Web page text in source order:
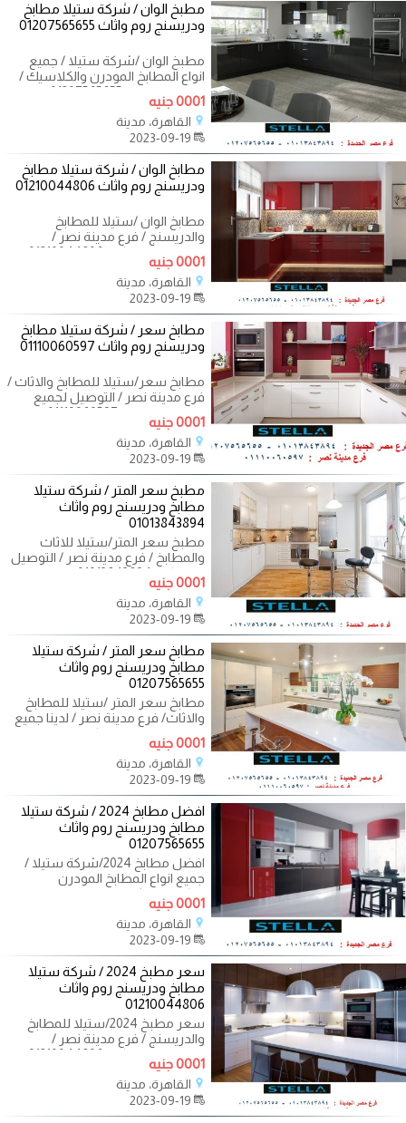
مطبخ الوان / شركة ستيلا مطابخ
ودريسنج روم واثاث 01207565655
مطبخ الوان /شركة ستيلا / جميع
انواع المطابخ المودرن والكلاسيك /
فرع مدينة نصر 01207565655 متردد
0001 جنيه
القاهرة، مدينة
مطابخ الوان / شركة ستيلا مطابخ
ودريسنج روم واثاث 01210044806
مطابخ الوان /ستيلا للمطابخ
والدريسنج / فرع مدينة نصر /
التوصيل لاى مكان 01210044806
علشان مش طول
0001 جنيه
القاهرة، مدينة
مطابخ سعر / شركة ستيلا مطابخ
ودريسنج روم واثاث 01110060597
مطابخ سعر/ستيلا للمطابخ والاثاث /
فرع مدينة نصر / التوصيل لجميع
نتكلم عن
0001 جنيه
القاهرة، مدينة
مطبخ سعر المتر / شركة ستيلا
مطابخ ودريسنج روم واثاث
01013843894
مطبخ سعر المتر/ستيلا للاثاث
والمطابخ / فرع مدينة نصر / التوصيل
شركات
0001 جنيه
القاهرة، مدينة
مطابخ سعر المتر / شركة ستيلا
مطابخ ودريسنج روم واثاث
01207565655
مطابخ سعر المتر /ستيلا للمطابخ
والاثاث/ فرع مدينة نصر / لدينا جميع
المطابخ المودرن والكلاسيك
0001 جنيه
القاهرة، مدينة
افضل مطابخ 2024 / شركة ستيلا
مطابخ ودريسنج روم واثاث
01207565655
افضل مطابخ 2024/شركة ستيلا /
جميع انواع المطابخ المودرن
والكلاسيك / فرع مدينة نصر
01207565655 مع
0001 جنيه
القاهرة، مدينة
سعر مطبخ 2024 / شركة ستيلا
مطابخ ودريسنج روم واثاث
01210044806
سعر مطبخ 2024/ستيلا للمطابخ
والدريسنج / فرع مدينة نصر /
تروح اماكن
0001 جنيه
القاهرة، مدينة